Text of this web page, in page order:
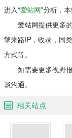
进入“爱站网”分析，
爱站网提供更多的
擎来路IP，收录，同
方式等。
如需要更多视野报
谈沟通。
相关站点